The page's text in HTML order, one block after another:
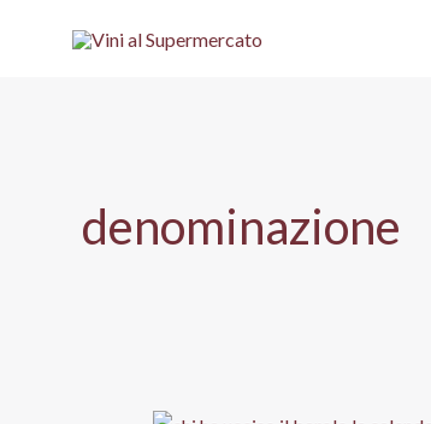
denominazione